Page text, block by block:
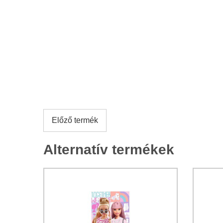
Előző termék
Alternatív termékek